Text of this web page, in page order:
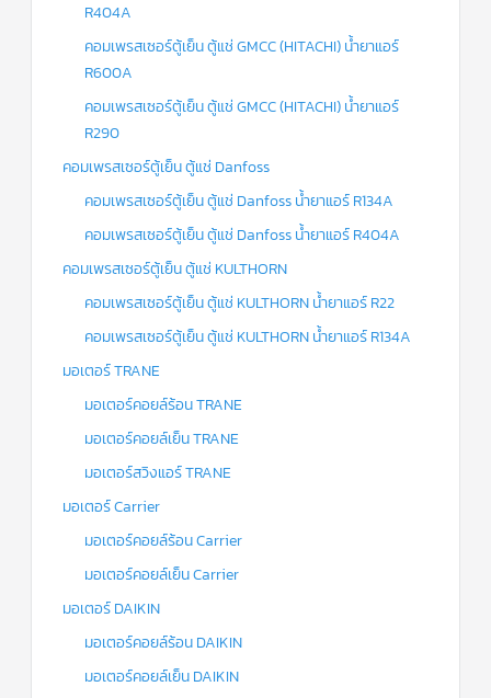
R404A
คอมเพรสเซอร์ตู้เย็น ตู้แช่ GMCC (HITACHI) น้ำยาแอร์
R600A
คอมเพรสเซอร์ตู้เย็น ตู้แช่ GMCC (HITACHI) น้ำยาแอร์
R290
คอมเพรสเซอร์ตู้เย็น ตู้แช่ Danfoss
คอมเพรสเซอร์ตู้เย็น ตู้แช่ Danfoss น้ำยาแอร์ R134A
คอมเพรสเซอร์ตู้เย็น ตู้แช่ Danfoss น้ำยาแอร์ R404A
คอมเพรสเซอร์ตู้เย็น ตู้แช่ KULTHORN
คอมเพรสเซอร์ตู้เย็น ตู้แช่ KULTHORN น้ำยาแอร์ R22
คอมเพรสเซอร์ตู้เย็น ตู้แช่ KULTHORN น้ำยาแอร์ R134A
มอเตอร์ TRANE
มอเตอร์คอยล์ร้อน TRANE
มอเตอร์คอยล์เย็น TRANE
มอเตอร์สวิงแอร์ TRANE
มอเตอร์ Carrier
มอเตอร์คอยล์ร้อน Carrier
มอเตอร์คอยล์เย็น Carrier
มอเตอร์ DAIKIN
มอเตอร์คอยล์ร้อน DAIKIN
มอเตอร์คอยล์เย็น DAIKIN